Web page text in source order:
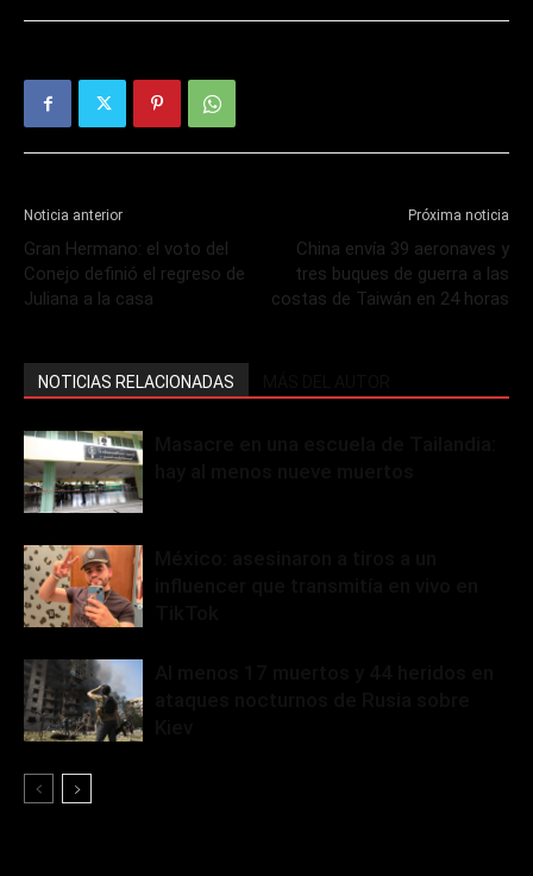
Noticia anterior
Gran Hermano: el voto del
Conejo definió el regreso de
Juliana a la casa
Próxima noticia
China envía 39 aeronaves y
tres buques de guerra a las
costas de Taiwán en 24 horas
NOTICIAS RELACIONADAS